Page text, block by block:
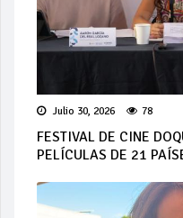
Julio 30, 2026 78
FESTIVAL DE CINE
PELÍCULAS DE 21